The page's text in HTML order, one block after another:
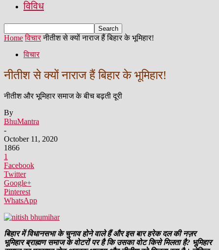
विविध
Home विचार नीतीश से क्यों नाराज हैं बिहार के भूमिहार!
विचार
नीतीश से क्यों नाराज हैं बिहार के भूमिहार!
नीतीश और भूमिहार समाज के बीच बढ़ती दूरी
By
BhuMantra
-
October 11, 2020
1866
1
Facebook
Twitter
Google+
Pinterest
WhatsApp
बिहार में विधानसभा के चुनाव होने वाले हैं और इस बार हरेक दल की नज़र
भूमिहार ब्राह्मण समाज के वोटरों पर है कि उसका वोट किसे मिलता है? भूमिहार